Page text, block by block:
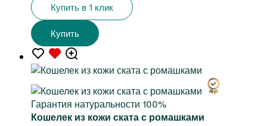
Купить в 1 клик
Купить
Гарантия натуральности 100%
Кошелек из кожи ската с ромашками